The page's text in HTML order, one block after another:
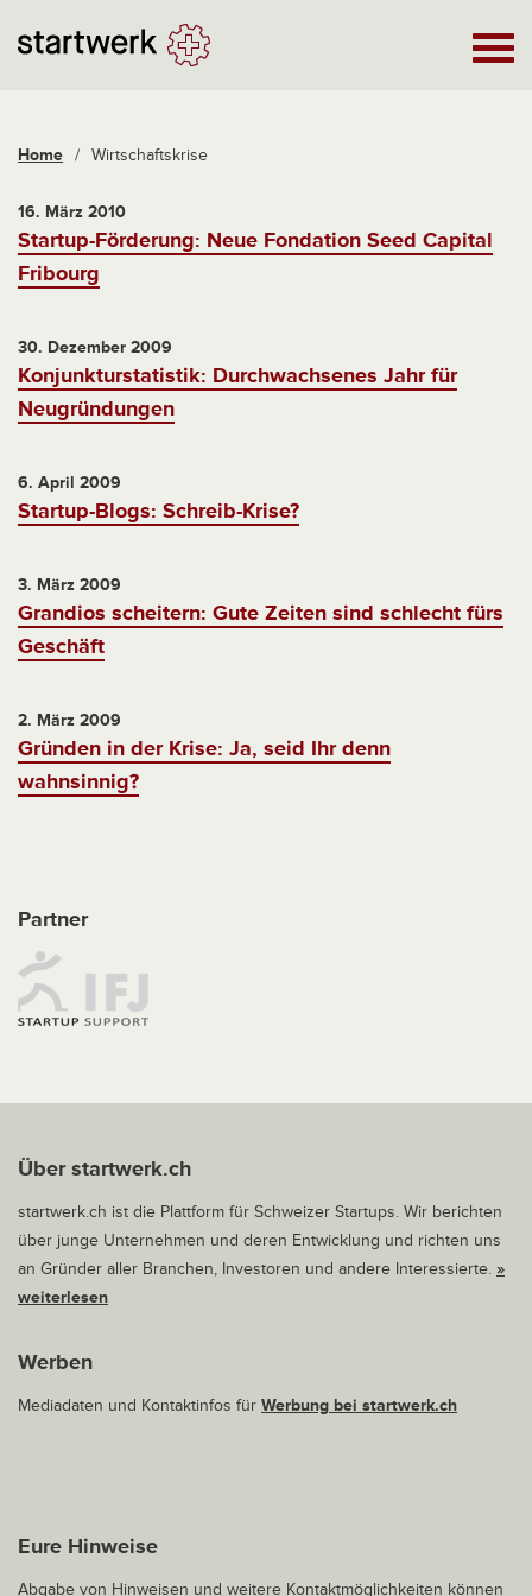
Home / Wirtschaftskrise
16. März 2010
Startup-Förderung: Neue Fondation Seed Capital
Fribourg
30. Dezember 2009
Konjunkturstatistik: Durchwachsenes Jahr für
Neugründungen
6. April 2009
Startup-Blogs: Schreib-Krise?
3. März 2009
Grandios scheitern: Gute Zeiten sind schlecht fürs
Geschäft
2. März 2009
Gründen in der Krise: Ja, seid Ihr denn
wahnsinnig?
Partner
Über startwerk.ch
startwerk.ch ist die Plattform für Schweizer Startups. Wir berichten
über junge Unternehmen und deren Entwicklung und richten uns
an Gründer aller Branchen, Investoren und andere Interessierte. »
weiterlesen
Werben
Mediadaten und Kontaktinfos für Werbung bei startwerk.ch
Eure Hinweise
Abgabe von Hinweisen und weitere Kontaktmöglichkeiten können